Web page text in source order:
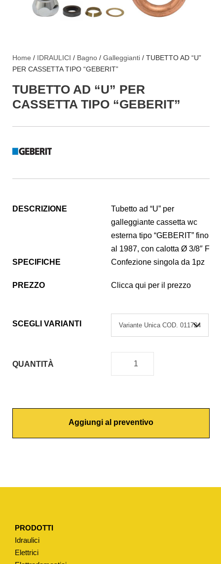
Home / IDRAULICI / Bagno / Galleggianti / TUBETTO AD “U”
PER CASSETTA TIPO “GEBERIT”
TUBETTO AD “U” PER
CASSETTA TIPO “GEBERIT”
DESCRIZIONE
Tubetto ad “U” per
galleggiante cassetta wc
esterna tipo “GEBERIT” fino
al 1987, con calotta Ø 3/8″ F
SPECIFICHE
Confezione singola da 1pz
PREZZO Clicca qui per il prezzo
SCEGLI VARIANTI
QUANTITÀ
T
E
T
"
P
E
R
Aggiungi al preventivo
PRODOTTI
Idraulici
Elettrici